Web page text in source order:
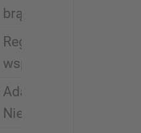
brązu
Regały
wspornikowe
Adamet-
Niemet